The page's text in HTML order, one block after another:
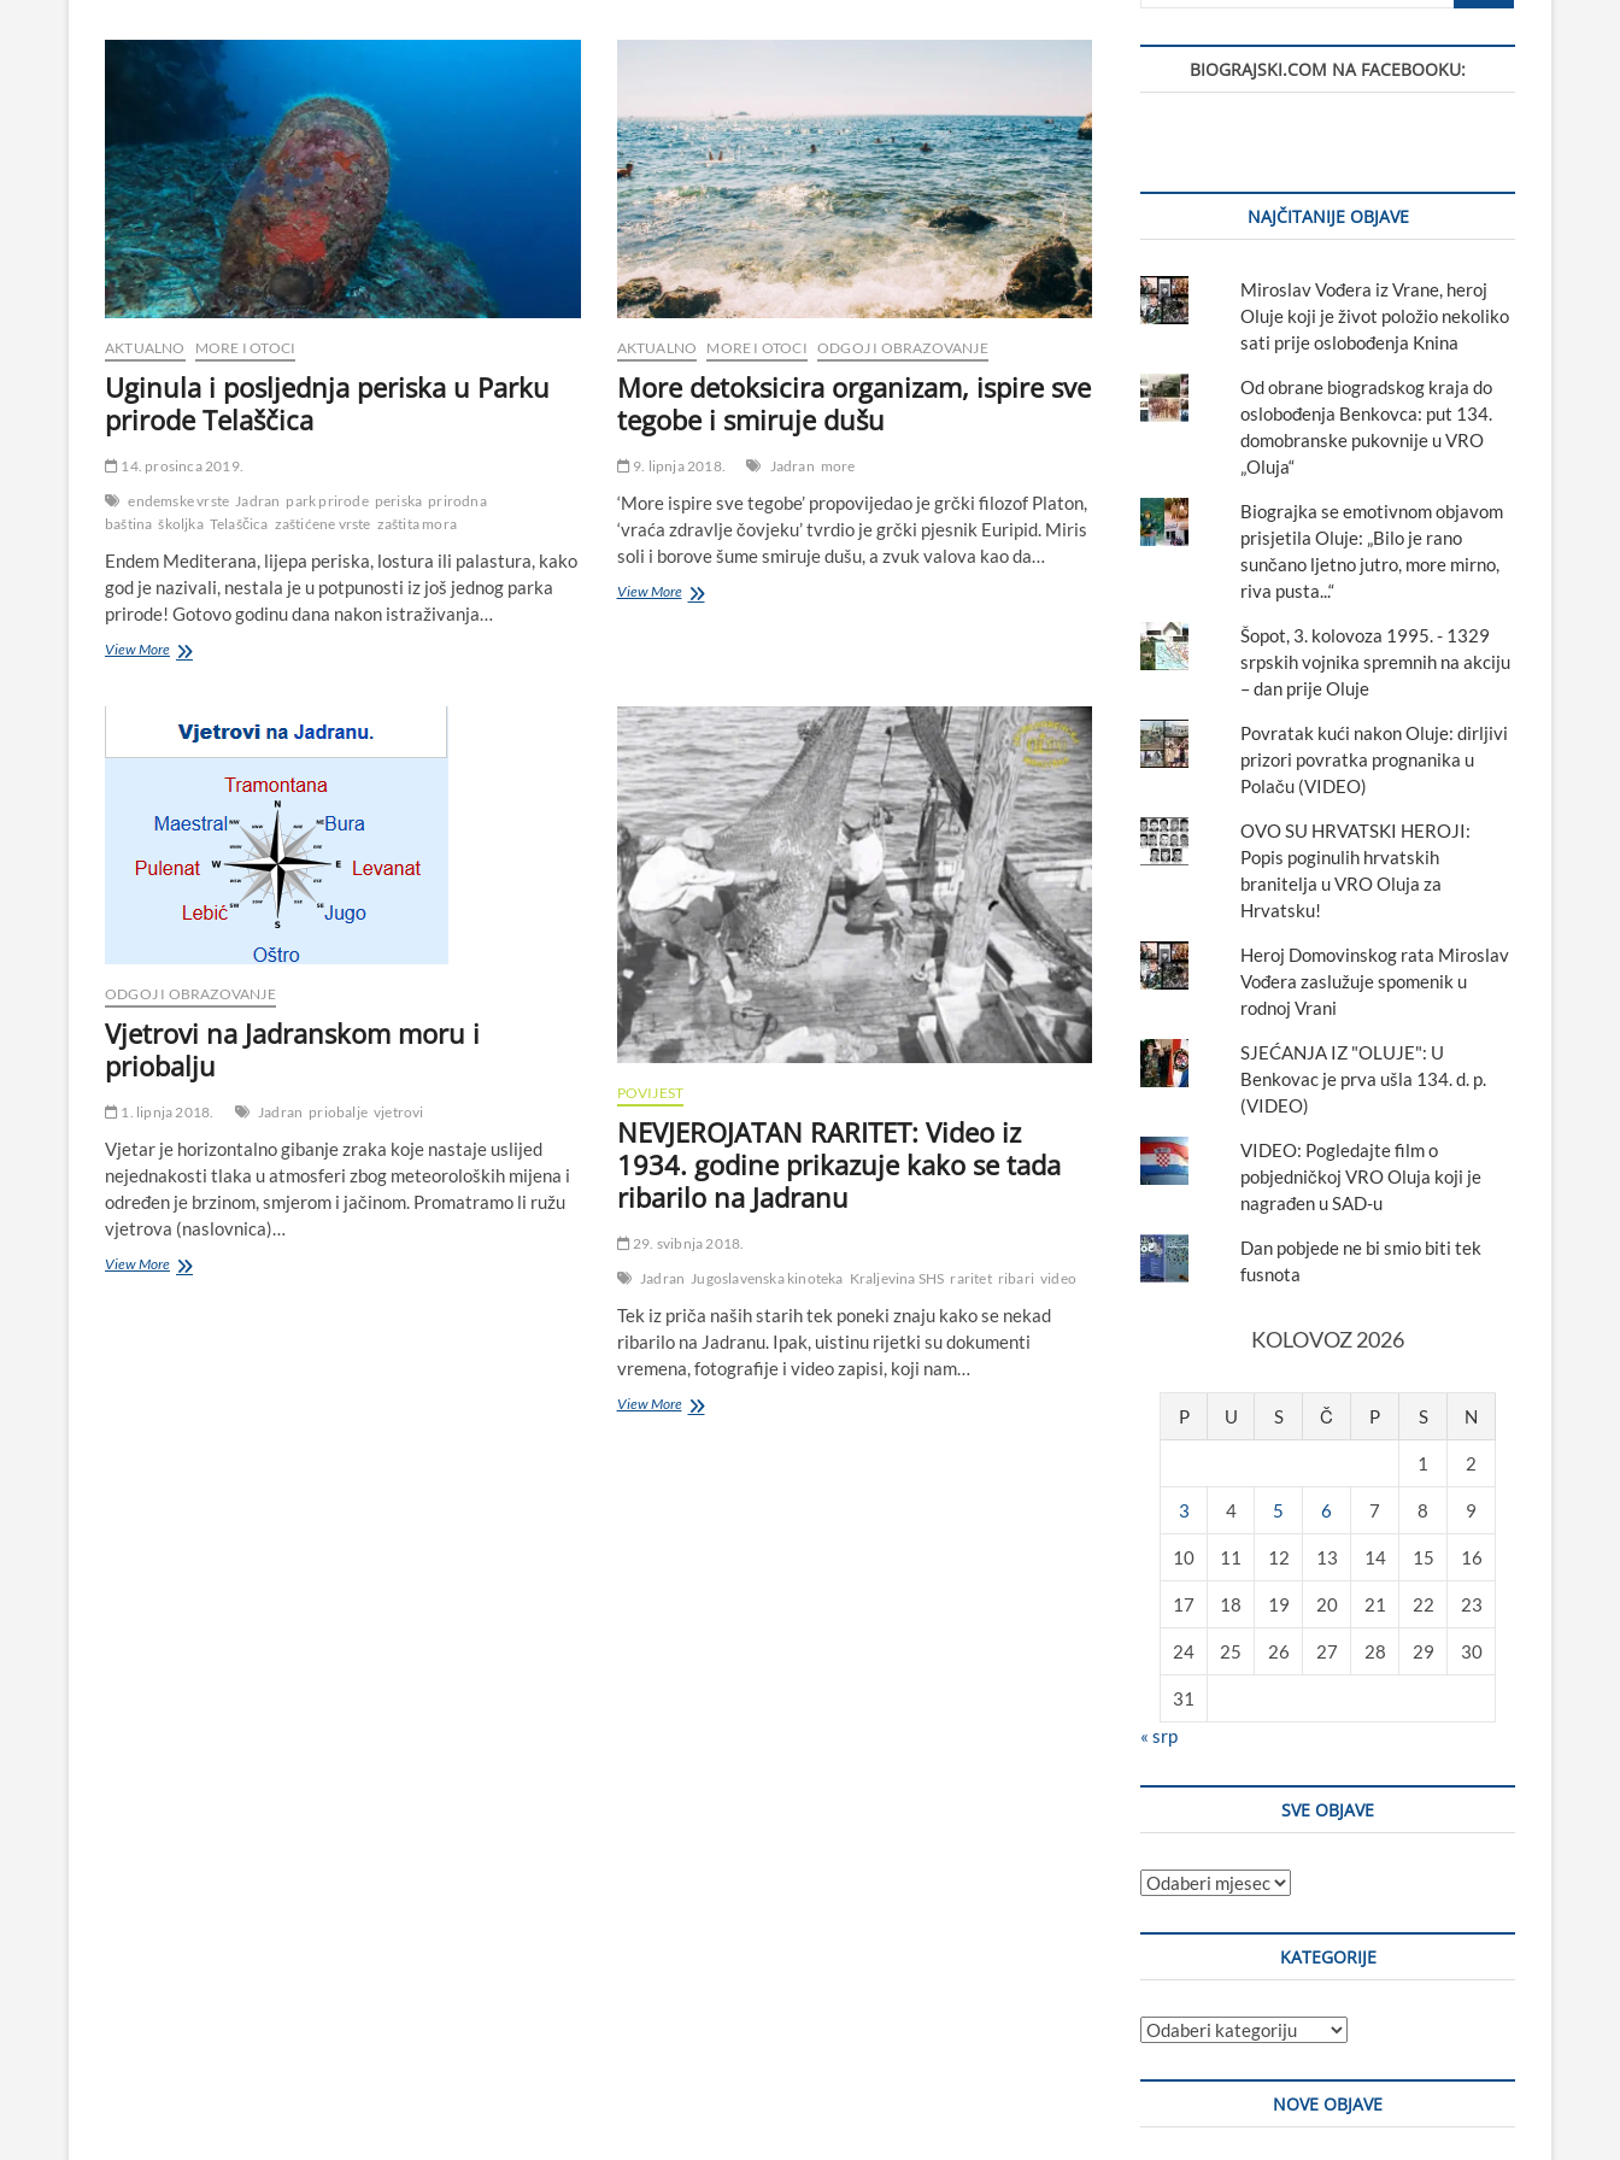
AKTUALNO MORE I OTOCI
Uginula i posljednja periska u Parku
prirode Telaščica
14. prosinca 2019.
endemske vrste Jadran park prirode periska prirodna
baština školjka Telaščica zaštićene vrste zaštita mora
Endem Mediterana, lijepa periska, lostura ili palastura, kako
god je nazivali, nestala je u potpunosti iz još jednog parka
prirode! Gotovo godinu dana nakon istraživanja…
View MoreUginula
Parku
AKTUALNO MORE I OTOCI ODGOJ I OBRAZOVANJE
More detoksicira organizam, ispire sve
tegobe i smiruje dušu
9. lipnja 2018. Jadran more
‘More ispire sve tegobe’ propovijedao je grčki filozof Platon,
‘vraća zdravlje čovjeku’ tvrdio je grčki pjesnik Euripid. Miris
soli i borove šume smiruje dušu, a zvuk valova kao da…
View MoreMore
i
smiruje
dušu
ODGOJ I OBRAZOVANJE
Vjetrovi na Jadranskom moru i
priobalju
1. lipnja 2018. Jadran priobalje vjetrovi
Vjetar je horizontalno gibanje zraka koje nastaje uslijed
nejednakosti tlaka u atmosferi zbog meteoroloških mijena i
određen je brzinom, smjerom i jačinom. Promatramo li ružu
vjetrova (naslovnica)…
View MoreVjetrovi
POVIJEST
NEVJEROJATAN RARITET: Video iz
1934. godine prikazuje kako se tada
ribarilo na Jadranu
29. svibnja 2018.
Jadran Jugoslavenska kinoteka Kraljevina SHS raritet ribari video
Tek iz priča naših starih tek poneki znaju kako se nekad
ribarilo na Jadranu. Ipak, uistinu rijetki su dokumenti
vremena, fotografije i video zapisi, koji nam…
View MoreNEVJEROJATAN
BIOGRAJSKI.COM NA FACEBOOKU:
NAJČITANIJE OBJAVE
Miroslav Vođera iz Vrane, heroj
Oluje koji je život položio nekoliko
sati prije oslobođenja Knina
Od obrane biogradskog kraja do
oslobođenja Benkovca: put 134.
domobranske pukovnije u VRO
„Oluja“
Biograjka se emotivnom objavom
prisjetila Oluje: „Bilo je rano
sunčano ljetno jutro, more mirno,
riva pusta...“
Šopot, 3. kolovoza 1995. - 1329
srpskih vojnika spremnih na akciju
– dan prije Oluje
Povratak kući nakon Oluje: dirljivi
prizori povratka prognanika u
Polaču (VIDEO)
OVO SU HRVATSKI HEROJI:
Popis poginulih hrvatskih
branitelja u VRO Oluja za
Hrvatsku!
Heroj Domovinskog rata Miroslav
Vođera zaslužuje spomenik u
rodnoj Vrani
SJEĆANJA IZ "OLUJE": U
Benkovac je prva ušla 134. d. p.
(VIDEO)
VIDEO: Pogledajte film o
pobjedničkoj VRO Oluja koji je
nagrađen u SAD-u
Dan pobjede ne bi smio biti tek
fusnota
KOLOVOZ 2026
P U S Č P S N
1 2
3 4 5 6 7 8 9
10 11 12 13 14 15 16
17 18 19 20 21 22 23
24 25 26 27 28 29 30
31
« srp
SVE OBJAVE
Sve
KATEGORIJE
Kategorije
NOVE OBJAVE